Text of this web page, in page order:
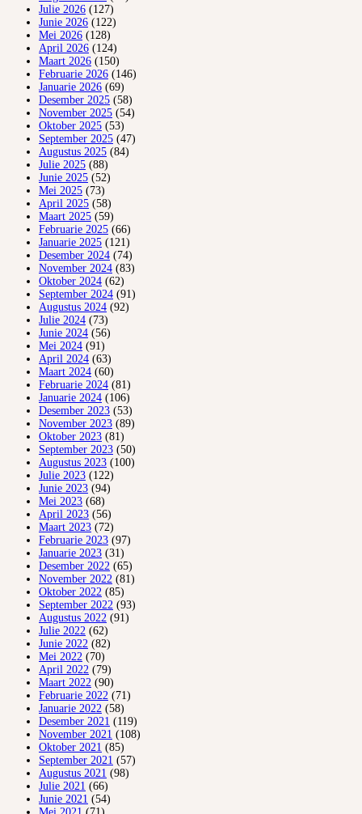
Julie 2026 (127)
Junie 2026 (122)
Mei 2026 (128)
April 2026 (124)
Maart 2026 (150)
Februarie 2026 (146)
Januarie 2026 (69)
Desember 2025 (58)
November 2025 (54)
Oktober 2025 (53)
September 2025 (47)
Augustus 2025 (84)
Julie 2025 (88)
Junie 2025 (52)
Mei 2025 (73)
April 2025 (58)
Maart 2025 (59)
Februarie 2025 (66)
Januarie 2025 (121)
Desember 2024 (74)
November 2024 (83)
Oktober 2024 (62)
September 2024 (91)
Augustus 2024 (92)
Julie 2024 (73)
Junie 2024 (56)
Mei 2024 (91)
April 2024 (63)
Maart 2024 (60)
Februarie 2024 (81)
Januarie 2024 (106)
Desember 2023 (53)
November 2023 (89)
Oktober 2023 (81)
September 2023 (50)
Augustus 2023 (100)
Julie 2023 (122)
Junie 2023 (94)
Mei 2023 (68)
April 2023 (56)
Maart 2023 (72)
Februarie 2023 (97)
Januarie 2023 (31)
Desember 2022 (65)
November 2022 (81)
Oktober 2022 (85)
September 2022 (93)
Augustus 2022 (91)
Julie 2022 (62)
Junie 2022 (82)
Mei 2022 (70)
April 2022 (79)
Maart 2022 (90)
Februarie 2022 (71)
Januarie 2022 (58)
Desember 2021 (119)
November 2021 (108)
Oktober 2021 (85)
September 2021 (57)
Augustus 2021 (98)
Julie 2021 (66)
Junie 2021 (54)